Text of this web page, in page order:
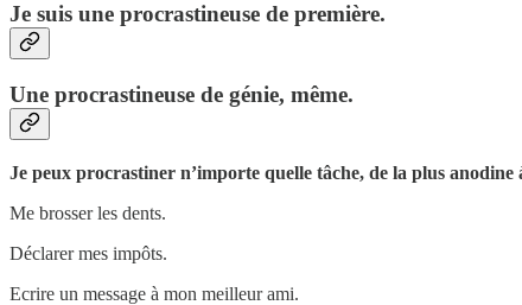
Je suis une procrastineuse de première.
Une procrastineuse de génie, même.
Je peux procrastiner n’importe quelle tâche, de la plus anodine
Me brosser les dents.
Déclarer mes impôts.
Ecrire un message à mon meilleur ami.